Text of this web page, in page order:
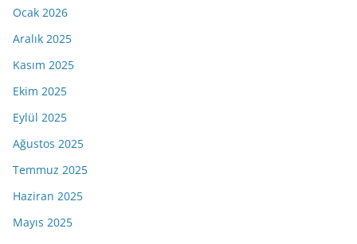
Ocak 2026
Aralık 2025
Kasım 2025
Ekim 2025
Eylül 2025
Ağustos 2025
Temmuz 2025
Haziran 2025
Mayıs 2025